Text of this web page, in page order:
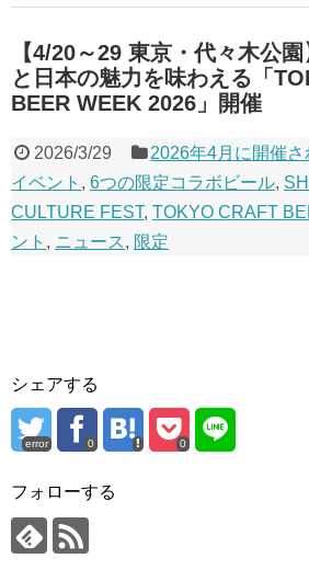
【4/20～29 東京・代々木公
と日本の魅力を味わえる「
BEER WEEK 2026」開催
2026/3/29
2026年4月に開催
イベント , 6つの限定コラボビール,
CULTURE FEST, TOKYO CRAFT
ント , ニュース, 限定
シェアする
error 0 0
フォローする